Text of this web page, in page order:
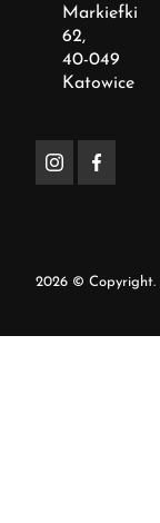
Markiefki
62,
40-049
Katowice
2026 © Copyright.